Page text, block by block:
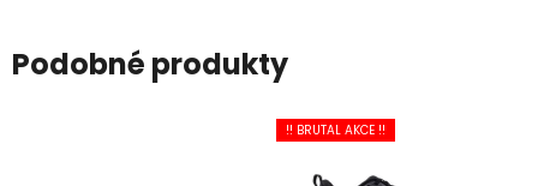
Podobné produkty
!! BRUTAL AKCE !!